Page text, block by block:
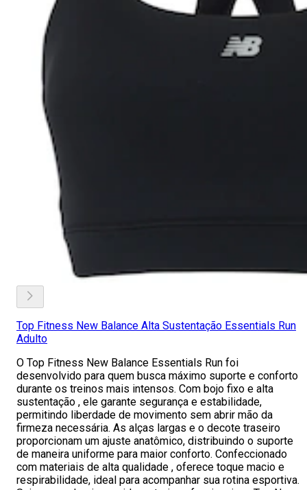
Top Fitness New Balance Alta Sustentação Essentials Run
Adulto
O Top Fitness New Balance Essentials Run foi
desenvolvido para quem busca máximo suporte e conforto
durante os treinos mais intensos. Com bojo fixo e alta
sustentação , ele garante segurança e estabilidade,
permitindo liberdade de movimento sem abrir mão da
firmeza necessária. As alças largas e o decote traseiro
proporcionam um ajuste anatômico, distribuindo o suporte
de maneira uniforme para maior conforto. Confeccionado
com materiais de alta qualidade , oferece toque macio e
respirabilidade, ideal para acompanhar sua rotina esportiva.